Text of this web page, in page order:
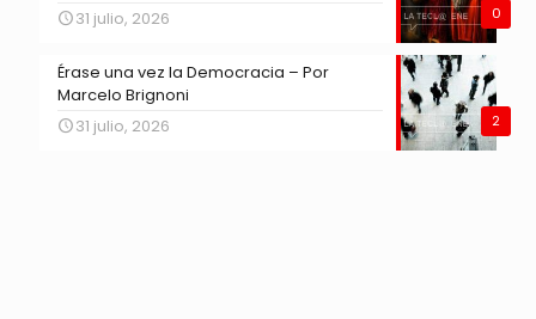
0
31 julio, 2026
2
Érase una vez la Democracia – Por
Marcelo Brignoni
31 julio, 2026